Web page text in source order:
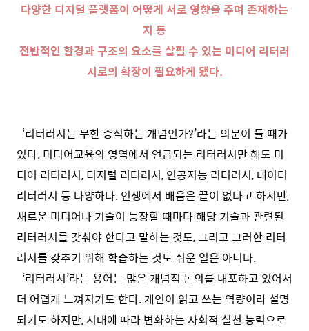
다양한 디지털 플랫폼이 어떻게 서로 영향을 주며 존재하는
지 등
전반적인 환경과 구조의 요소를 살필 수 있는 미디어 리터러
시로의 확장이 필요하게 됐다.
‘리터러시는 무한 증식하는 개념인가?’라는 의문이 들 때가
있다. 미디어교육의 영역에서 언급되는 리터러시만 해도 미
디어 리터러시, 디지털 리터러시, 인공지능 리터러시, 데이터
리터러시 등 다양하다. 인생에서 배움은 끝이 없다고 하지만,
새로운 미디어나 기술이 등장할 때마다 해당 기술과 관련된
리터러시를 갖춰야 한다고 말하는 것도, 그리고 그러한 리터
러시를 갖추기 위해 학습하는 것도 쉬운 일은 아니다.
‘리터러시’라는 용어는 많은 개념적 논의를 내포하고 있어서
더 어렵게 느껴지기도 한다. 개인이 읽고 쓰는 역량이라 설명
되기도 하지만, 시대에 따라 변화하는 사회적 실천 능력으로